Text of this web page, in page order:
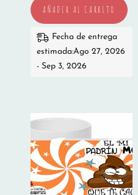
AÑADIR AL CARRITO
Fecha de entrega
estimada:Ago 27, 2026
- Sep 3, 2026